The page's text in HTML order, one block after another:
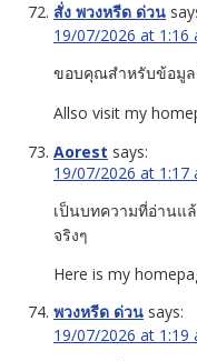
สั่ง พวงหรีด ด่วน
19/07/2026 at 1:16
ขอบคุณสำหรับข้อมูล
Allso visit my
Aorest says:
19/07/2026 at 1:17
เป็นบทความที่อ่านแ
จริงๆ
Here is my
พวงหรีด ด่วน says:
19/07/2026 at 1:19